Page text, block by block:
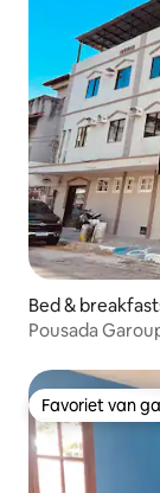
Bed &
Pousada
Favoriet van
Favoriet van